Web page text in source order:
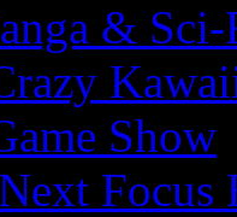
&
Show